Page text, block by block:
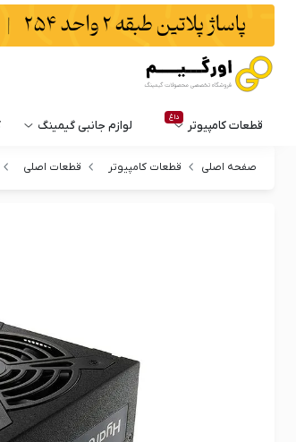
قطعات کامپیوتر
داغ
لوازم جانبی گیمینگ
صفحه اصلی قطعات کامپیوتر قطعات اصلی